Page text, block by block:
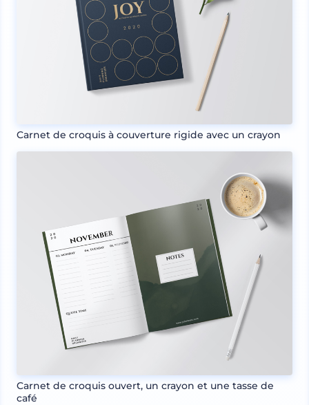
Carnet de croquis à couverture rigide avec un crayon
Carnet de croquis ouvert, un crayon et une tasse de
café